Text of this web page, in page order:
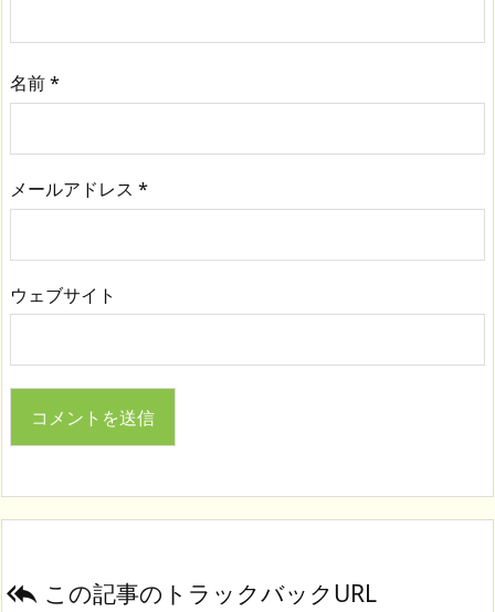
名前*
メールアドレス *
ウェブサイト
 この記事のトラックバックURL